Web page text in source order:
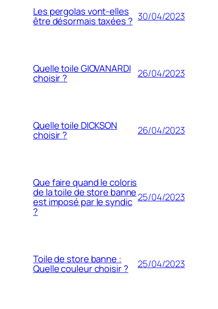
Les pergolas vont-elles
être désormais taxées ? 30/04/2023
Quelle toile GIOVANARDI
choisir ? 26/04/2023
Quelle toile DICKSON
choisir ? 26/04/2023
Que faire quand le coloris
de la toile de store banne
est imposé par le syndic
?
25/04/2023
Toile de store banne :
Quelle couleur choisir ? 25/04/2023